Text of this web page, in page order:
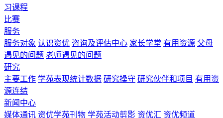
习课程
比赛
服务
服务对象 认识资优 咨询及评估中心 家长学堂 有用资源 父母
遇见的问题 老师遇见的问题
研究
主要工作 学苑表现统计数据 研究操守 研究伙伴和项目 有用资
源连结
新闻中心
媒体通讯 资优学苑刊物 学苑活动剪影 资优汇 资优频道